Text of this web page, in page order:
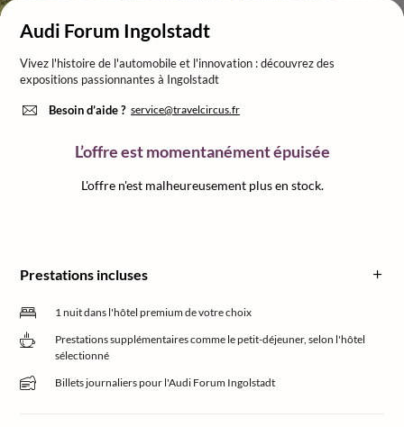
Audi Forum Ingolstadt
Vivez l'histoire de l'automobile et l'innovation : découvrez des
expositions passionnantes à Ingolstadt
Besoin d’aide ? service@travelcircus.fr
L’offre est momentanément épuisée
L'offre n'est malheureusement plus en stock.
Prestations incluses
1 nuit dans l'hôtel premium de votre choix
Prestations supplémentaires comme le petit-déjeuner, selon l'hôtel
sélectionné
Billets journaliers pour l'Audi Forum Ingolstadt